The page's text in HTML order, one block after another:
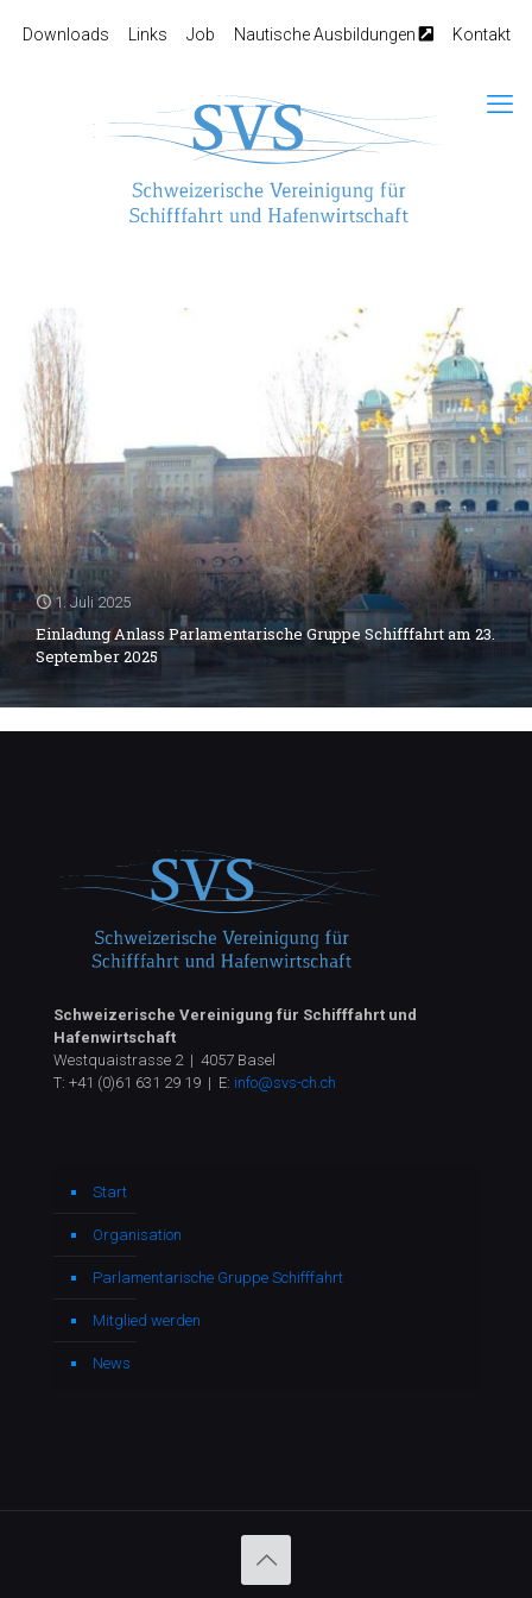
Downloads Links Job Nautische Ausbildungen Kontakt
1. Juli 2025
Einladung Anlass Parlamentarische Gruppe Schifffahrt am 23.
September 2025
Schweizerische Vereinigung für Schifffahrt und
Hafenwirtschaft
Westquaistrasse 2 | 4057 Basel
T: +41 (0)61 631 29 19 | E: info@svs-ch.ch
Start
Organisation
Parlamentarische Gruppe Schifffahrt
Mitglied werden
News